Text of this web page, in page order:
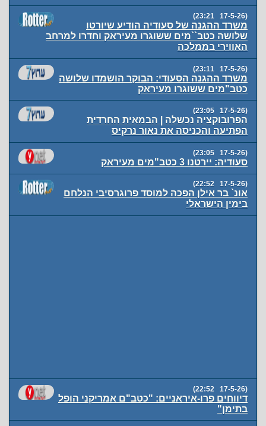
(17-5-26 23:21)
משרד ההגנה של סעודיה הודיע שיורטו
שלושה כטב``מים ששוגרו מעיראק וחדרו למרחב
האווירי בממלכה
(17-5-26 23:11)
משרד ההגנה הסעודי: הבוקר הושמדו שלושה
כטב"מים ששוגרו מעיראק
(17-5-26 23:05)
הפרובוקציה נכשלה | הבמאית החרדית
הפתיעה והכניסה את נאור נרקיס
(17-5-26 23:05)
סעודיה: יירטנו 3 כטב"מים מעיראק
(17-5-26 22:52)
אונ` בר אילן הפכה למוסד פרוגרסיבי הנלחם
בימין הישראלי
(17-5-26 22:52)
דיווחים פרו-איראניים: "כטב"ם אמריקני הופל
בתימן"